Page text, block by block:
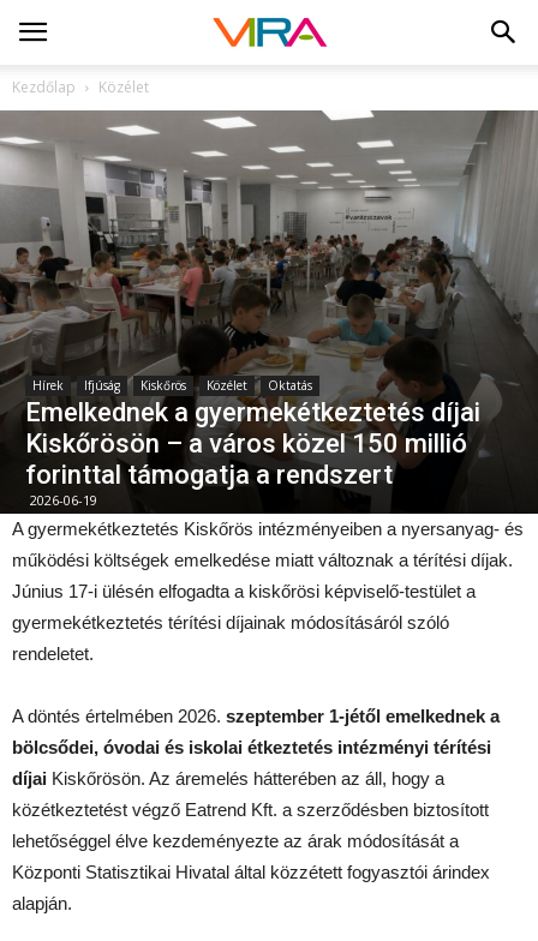
Kezdőlap Közélet
Hírek Ifjúság Kiskőrös Közélet Oktatás
Emelkednek a gyermekétkeztetés díjai
Kiskőrösön – a város közel 150 millió
forinttal támogatja a rendszert
2026-06-19
A gyermekétkeztetés Kiskőrös intézményeiben a nyersanyag- és
működési költségek emelkedése miatt változnak a térítési díjak.
Június 17-i ülésén elfogadta a kiskőrösi képviselő-testület a
gyermekétkeztetés térítési díjainak módosításáról szóló
rendeletet.
A döntés értelmében 2026. szeptember 1-jétől emelkednek a
bölcsődei, óvodai és iskolai étkeztetés intézményi térítési
díjai Kiskőrösön. Az áremelés hátterében az áll, hogy a
közétkeztetést végző Eatrend Kft. a szerződésben biztosított
lehetőséggel élve kezdeményezte az árak módosítását a
Központi Statisztikai Hivatal által közzétett fogyasztói árindex
alapján.